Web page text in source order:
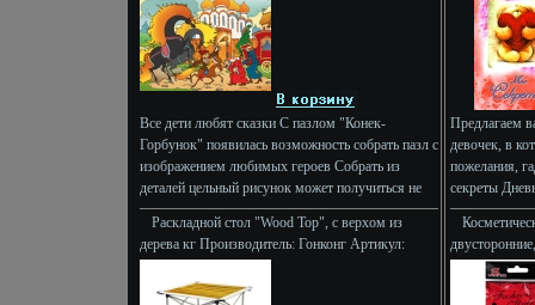
память Перечитывая записи и просматривая
фотографии, ты получишь удовольствие, а
память о встрече останется на всю жизнь
Авторблмоа Вера Иванова.
72045; Упаковка: Коробка Не рекомендуется
детям до 3-х лет инфо 9513e.
Все дети любят сказки С пазлом "Конек-
Горбунок" появилась возможность собрать пазл с
изображением любимых героев Собрать из
деталей цельный рисунок может получиться не
сразу Но чем больше ребенокаэицф вовлекается
в процесс создания маленького шедевра, тем
интереснее и увлекательнее становится игра
учится усидчивости и терпению, аккуратности и
Раскладной стол "Wood Top", с верхом из
дерева кг Производитель: Гонконг Артикул:
643-2
Цветные
Предлагаем
девочек, в
пожелания,
секреты
Товар